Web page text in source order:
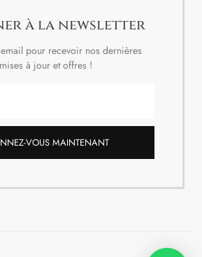
à la newsletter
pour recevoir nos dernières
mises à jour et offres !
VOUS MAINTENANT